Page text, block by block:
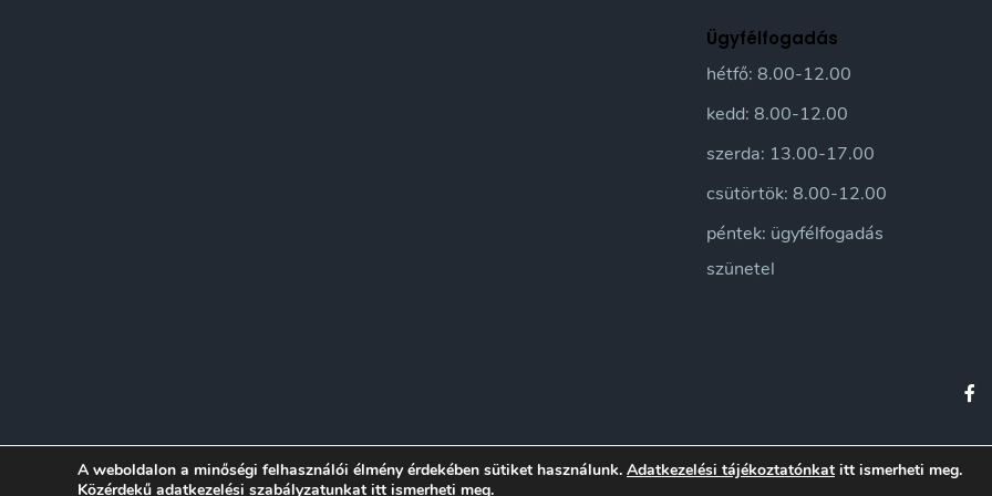
Ügyfélfogadás
hétfő: 8.00-12.00
kedd: 8.00-12.00
szerda: 13.00-17.00
csütörtök: 8.00-12.00
péntek: ügyfélfogadás
szünetel
A weboldalon a minőségi felhasználói élmény érdekében sütiket használunk. Adatkezelési tájékoztatónkat itt ismerheti meg.
Közérdekű adatkezelési szabályzatunkat itt ismerheti meg.